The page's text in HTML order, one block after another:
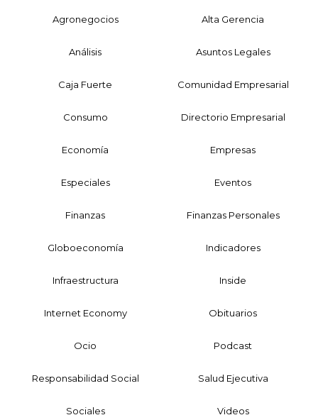
Agronegocios Alta Gerencia
Análisis Asuntos Legales
Caja Fuerte Comunidad Empresarial
Consumo Directorio Empresarial
Economía Empresas
Especiales Eventos
Finanzas Finanzas Personales
Globoeconomía Indicadores
Infraestructura Inside
Internet Economy Obituarios
Ocio Podcast
Responsabilidad Social Salud Ejecutiva
Sociales Videos